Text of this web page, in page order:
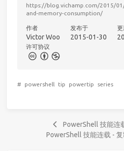
https://blog.vichamp.com/2015/
and-memory-consumption/
作者
Victor Woo
发布于
2015-01-30
更
许可协议
# powershell tip powertip series
PowerShell 技能连
PowerShell 技能连载 -